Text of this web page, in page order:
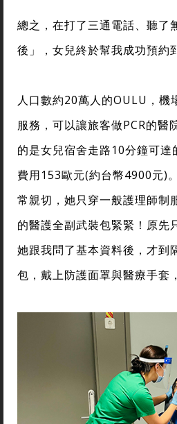
總之，在打了三通電話、聽了
後」，女兒終於幫我成功預約
人口數約20萬人的OULU，機
服務，可以讓旅客做PCR的醫
的是女兒宿舍走路10分鐘可
費用153歐元(約台幣4900元)
常親切，她只穿一般護理師制
的醫護全副武裝包緊緊！原先
她跟我問了基本資料後，才到
包，戴上防護面罩與醫療手套